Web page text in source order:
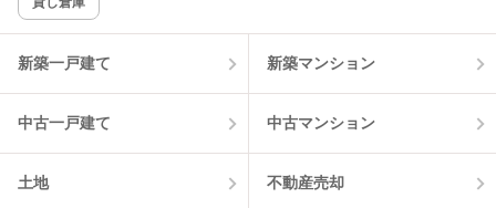
該当件数:
物件一覧に反映
新築一戸建て 新築マンション
中古一戸建て 中古マンション
土地 不動産売却